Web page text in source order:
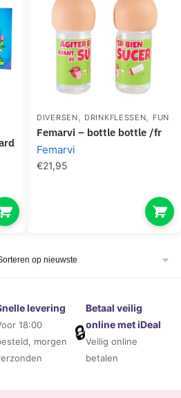
DIVERSEN, DRINKFLESSEN, FUN
femarvi – bottle bottle /fr
Femarvi
€21,95
levering
18:00
morgen
🔒
Betaal veilig
online met iDeal
Veilig online
betalen